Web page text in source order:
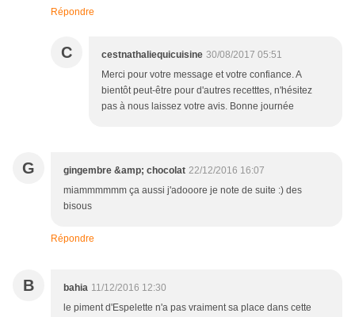
Répondre
C cestnathaliequicuisine 30/08/2017 05:51
Merci pour votre message et votre confiance. A
bientôt peut-être pour d'autres recetttes, n'hésitez
pas à nous laissez votre avis. Bonne journée
G gingembre &amp; chocolat 22/12/2016 16:07
miammmmmm ça aussi j'adooore je note de suite :) des
bisous
Répondre
B bahia 11/12/2016 12:30
le piment d'Espelette n'a pas vraiment sa place dans cette